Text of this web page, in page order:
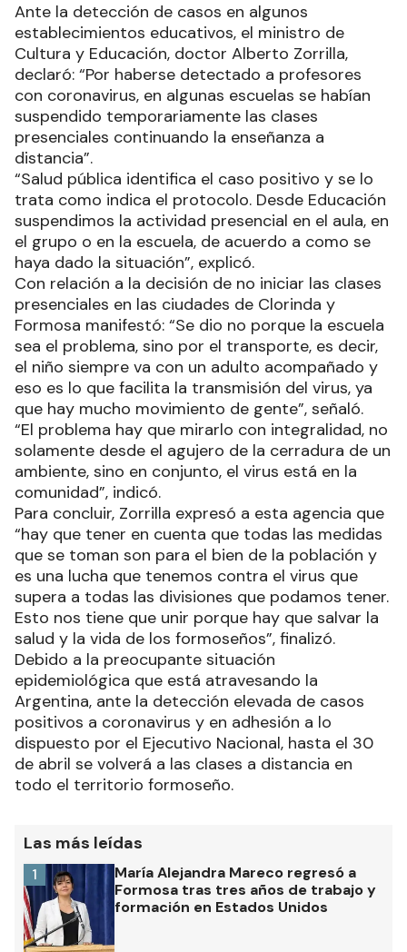
Ante la detección de casos en algunos
establecimientos educativos, el ministro de
Cultura y Educación, doctor Alberto Zorrilla,
declaró: “Por haberse detectado a profesores
con coronavirus, en algunas escuelas se habían
suspendido temporariamente las clases
presenciales continuando la enseñanza a
distancia”.
“Salud pública identifica el caso positivo y se lo
trata como indica el protocolo. Desde Educación
suspendimos la actividad presencial en el aula, en
el grupo o en la escuela, de acuerdo a como se
haya dado la situación”, explicó.
Con relación a la decisión de no iniciar las clases
presenciales en las ciudades de Clorinda y
Formosa manifestó: “Se dio no porque la escuela
sea el problema, sino por el transporte, es decir,
el niño siempre va con un adulto acompañado y
eso es lo que facilita la transmisión del virus, ya
que hay mucho movimiento de gente”, señaló.
“El problema hay que mirarlo con integralidad, no
solamente desde el agujero de la cerradura de un
ambiente, sino en conjunto, el virus está en la
comunidad”, indicó.
Para concluir, Zorrilla expresó a esta agencia que
“hay que tener en cuenta que todas las medidas
que se toman son para el bien de la población y
es una lucha que tenemos contra el virus que
supera a todas las divisiones que podamos tener.
Esto nos tiene que unir porque hay que salvar la
salud y la vida de los formoseños”, finalizó.
Debido a la preocupante situación
epidemiológica que está atravesando la
Argentina, ante la detección elevada de casos
positivos a coronavirus y en adhesión a lo
dispuesto por el Ejecutivo Nacional, hasta el 30
de abril se volverá a las clases a distancia en
todo el territorio formoseño.
Las más leídas
María Alejandra Mareco regresó a
Formosa tras tres años de trabajo y
formación en Estados Unidos
1